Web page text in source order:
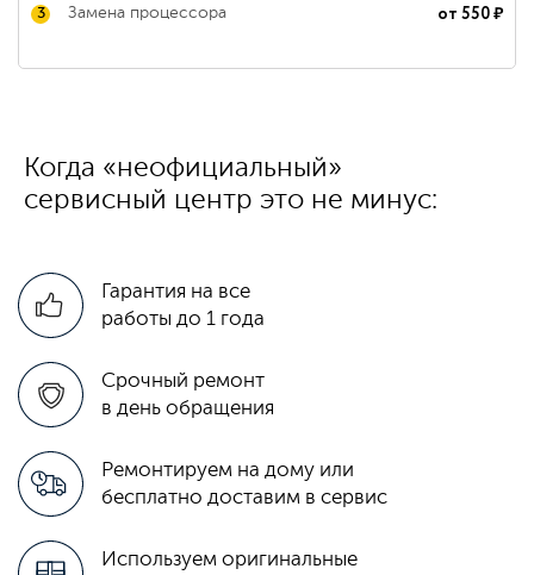
3 Замена процессора от 550 ₽
Когда «неофициальный»
сервисный центр это не минус:
Гарантия на все
работы до 1 года
Срочный ремонт
в день обращения
Ремонтируем на дому или
бесплатно доставим в сервис
Используем оригинальные